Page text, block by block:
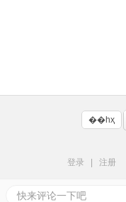
��һҳ
快来评论一下吧
登录 注册